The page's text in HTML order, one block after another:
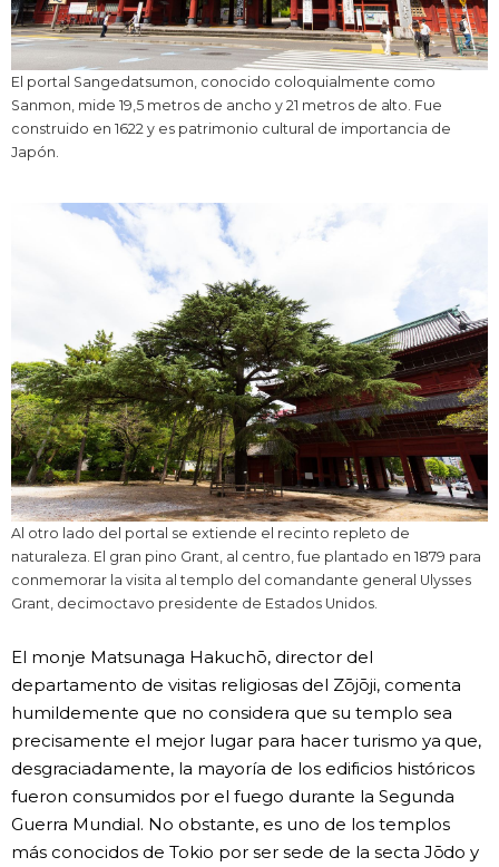
El portal Sangedatsumon, conocido coloquialmente como
Sanmon, mide 19,5 metros de ancho y 21 metros de alto. Fue
construido en 1622 y es patrimonio cultural de importancia de
Japón.
Al otro lado del portal se extiende el recinto repleto de
naturaleza. El gran pino Grant, al centro, fue plantado en 1879 para
conmemorar la visita al templo del comandante general Ulysses
Grant, decimoctavo presidente de Estados Unidos.
El monje Matsunaga Hakuchō, director del
departamento de visitas religiosas del Zōjōji, comenta
humildemente que no considera que su templo sea
precisamente el mejor lugar para hacer turismo ya que,
desgraciadamente, la mayoría de los edificios históricos
fueron consumidos por el fuego durante la Segunda
Guerra Mundial. No obstante, es uno de los templos
más conocidos de Tokio por ser sede de la secta Jōdo y